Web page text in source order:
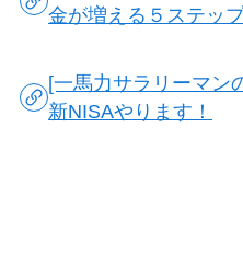
金が増える５ステッ
[一馬力サラリーマン
新NISAやります！